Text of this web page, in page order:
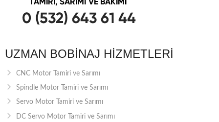
UZMAN BOBINAJ HIZMETLERI
CNC Motor Tamiri ve Sarımı
Spindle Motor Tamiri ve Sarımı
Servo Motor Tamiri ve Sarımı
DC Servo Motor Tamiri ve Sarımı